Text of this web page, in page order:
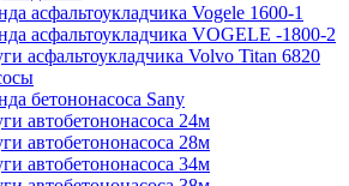
асфальтоукладчика Vogele 1600-1
асфальтоукладчика VOGELЕ -1800-2
асфальтоукладчика Volvo Titan 6820
бетононасоса Sany
автобетононасоса 24м
автобетононасоса 28м
автобетононасоса 34м